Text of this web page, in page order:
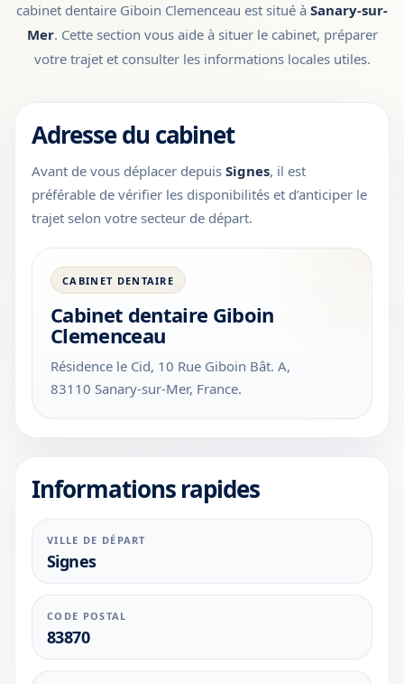
cabinet dentaire Giboin Clemenceau est situé à Sanary-sur-
Mer. Cette section vous aide à situer le cabinet, préparer
votre trajet et consulter les informations locales utiles.
Adresse du cabinet
Avant de vous déplacer depuis Signes, il est
préférable de vérifier les disponibilités et d’anticiper le
trajet selon votre secteur de départ.
CABINET DENTAIRE
Cabinet dentaire Giboin
Clemenceau
Résidence le Cid, 10 Rue Giboin Bât. A,
83110 Sanary-sur-Mer, France.
Informations rapides
VILLE DE DÉPART
Signes
CODE POSTAL
83870